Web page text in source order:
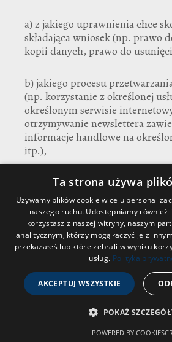
a) z jakiego uprawnienia chce
składająca wniosek (np. prawo
kopii danych, prawo do
b) jakiego procesu
(np. korzystanie z określonej
określonym serwisie
otrzymywanie newslettera
informacje handlowe na
itp.),
c) jakich celów przetwarzania
(np. cele marketingowe, cele
5. Jeżeli Administrator nie
treści żądania lub
składającej wniosek w oparciu o
dodatkowe informacje.
6. Odpowiedź na zgłoszenia
ciągu miesiąca od jego
Ta strona używa
Używamy plików cookie w celu
naszego ruchu. Udostępniamy
korzystasz z naszej witryny, naszym
analitycznym, którzy mogą łączyć je z
przekazałeś lub które zebrali w wyniku
usług. Polityka
AKCEPTUJ WSZYSTKIE
POKAŻ
POWERED BY